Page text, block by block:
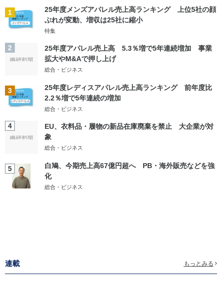
1
25年度メンズアパレル売上高ランキング 上位5社の顔
ぶれが変動、増収は25社に縮小
特集
2
25年度アパレル売上高 5.3％増で5年連続増加 事業
拡大やM&Aで押し上げ
総合・ビジネス
3
25年度レディスアパレル売上高ランキング 前年度比
2.2％増で5年連続の増加
総合・ビジネス
4
EU、衣料品・履物の新品在庫廃棄を禁止 大企業が対
象
総合・ビジネス
5
白鳩、今期売上高67億円超へ PB・海外販売などを強
化
総合・ビジネス
連載 もっとみる